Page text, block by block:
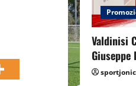
Valdinisi
Giuseppe